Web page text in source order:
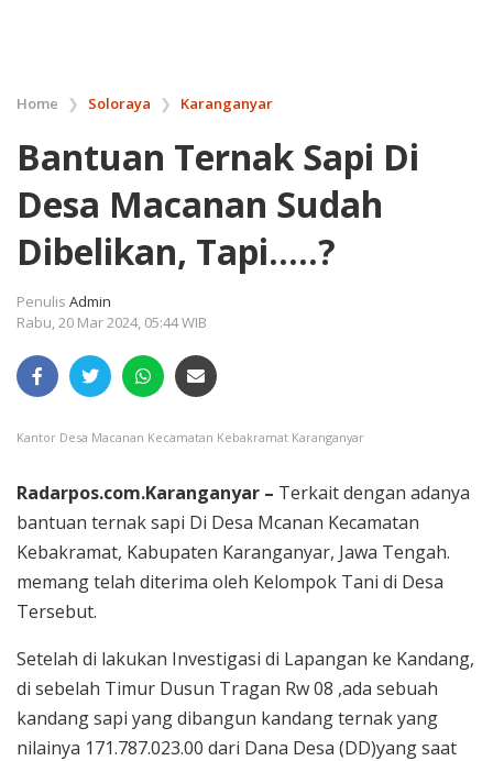
Home ❯ Soloraya ❯ Karanganyar
Bantuan Ternak Sapi Di
Desa Macanan Sudah
Dibelikan, Tapi…..?
Penulis Admin
Rabu, 20 Mar 2024, 05:44 WIB
Kantor Desa Macanan Kecamatan Kebakramat Karanganyar
Radarpos.com.Karanganyar – Terkait dengan adanya
bantuan ternak sapi Di Desa Mcanan Kecamatan
Kebakramat, Kabupaten Karanganyar, Jawa Tengah.
memang telah diterima oleh Kelompok Tani di Desa
Tersebut.
Setelah di lakukan Investigasi di Lapangan ke Kandang,
di sebelah Timur Dusun Tragan Rw 08 ,ada sebuah
kandang sapi yang dibangun kandang ternak yang
nilainya 171.787.023.00 dari Dana Desa (DD)yang saat